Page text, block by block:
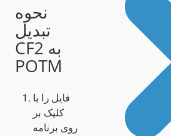
نحوه
تبدیل
CF2 به
POTM
فایل را با
کلیک بر
روی برنامه